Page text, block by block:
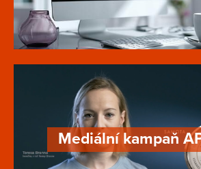
Mediální kampaň